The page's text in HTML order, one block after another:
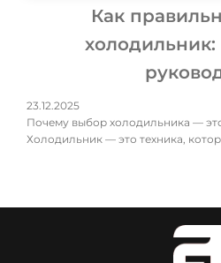
Как
23.12.2025
Почему выбор холодильника —
Холодильник — это техника,